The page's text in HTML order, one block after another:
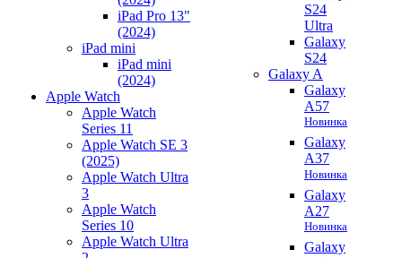
iPad Pro 13"
(2024)
iPad mini
iPad mini
(2024)
Apple Watch
Apple Watch
Series 11
Apple Watch SE 3
(2025)
Apple Watch Ultra
3
Apple Watch
Series 10
Apple Watch Ultra
S24
Ultra
Galaxy
S24
Galaxy A
Galaxy
A57
Новинка
Galaxy
A37
Новинка
Galaxy
A27
Новинка
Galaxy